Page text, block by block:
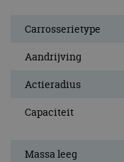
Carrosserietype
Aandrijving
Actieradius
Capaciteit
Massa leeg